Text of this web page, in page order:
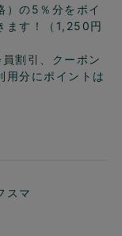
）の5％分をポイ
ます！（1,250円
割引、クーポン
用分にポイントは
スマ